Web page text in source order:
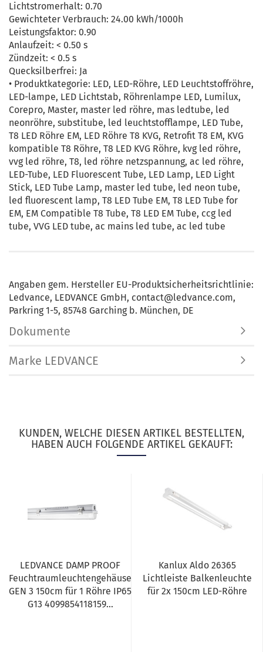
Lichtstromerhalt: 0.70
Gewichteter Verbrauch: 24.00 kWh/1000h
Leistungsfaktor: 0.90
Anlaufzeit: < 0.50 s
Zündzeit: < 0.5 s
Quecksilberfrei: Ja
• Produktkategorie: LED, LED-Röhre, LED Leuchtstoffröhre,
LED-lampe, LED Lichtstab, Röhrenlampe LED, Lumilux,
Corepro, Master, master led röhre, mas ledtube, led
neonröhre, substitube, led leuchtstofflampe, LED Tube,
T8 LED Röhre EM, LED Röhre T8 KVG, Retrofit T8 EM, KVG
kompatible T8 Röhre, T8 LED KVG Röhre, kvg led röhre,
vvg led röhre, T8, led röhre netzspannung, ac led röhre,
LED-Tube, LED Fluorescent Tube, LED Lamp, LED Light
Stick, LED Tube Lamp, master led tube, led neon tube,
led fluorescent lamp, T8 LED Tube EM, T8 LED Tube for
EM, EM Compatible T8 Tube, T8 LED EM Tube, ccg led
tube, VVG LED tube, ac mains led tube, ac led tube
Angaben gem. Hersteller EU-Produktsicherheitsrichtlinie:
Ledvance, LEDVANCE GmbH, contact@ledvance.com,
Parkring 1-5, 85748 Garching b. München, DE
Dokumente
Marke LEDVANCE
KUNDEN, WELCHE DIESEN ARTIKEL BESTELLTEN,
HABEN AUCH FOLGENDE ARTIKEL GEKAUFT:
LEDVANCE DAMP PROOF
Feuchtraumleuchtengehäuse
GEN 3 150cm für 1 Röhre IP65
G13 4099854118159...
Kanlux Aldo 26365
Lichtleiste Balkenleuchte
für 2x 150cm LED-Röhre